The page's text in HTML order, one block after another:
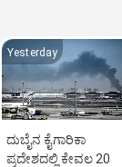
Yesterday
ದುಬೈನ ಕೈಗಾರಿಕಾ
ಪ್ರದೇಶದಲ್ಲಿ ಕೇವಲ 20